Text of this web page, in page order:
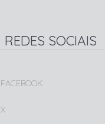
REDES SOCIAIS
FACEBOOK
X